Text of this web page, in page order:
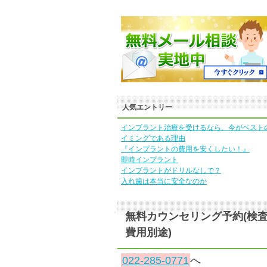
人気エントリー
インプラント治療を受けるなら、今がベスト
イミングである理由
『インプラントの費用を安くしたい！』
即時インプラント
インプラントがドリルなしで？
入れ歯は本当に安全なのか
無料カウンセリング予約(検
費用別途)
022-285-0771へ